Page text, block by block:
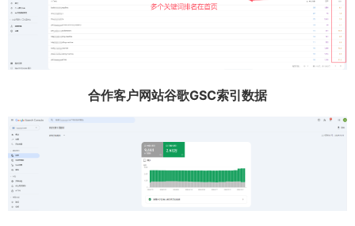
合作客户网站谷歌GSC索引数据